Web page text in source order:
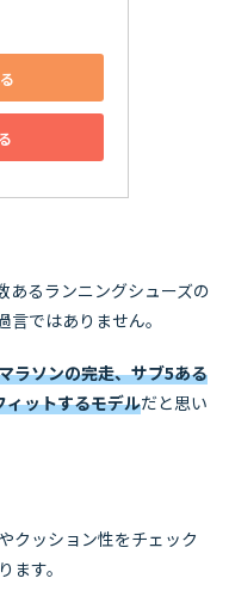
あるランニングシューズの
言ではありません。
ラソンの完走、サブ5ある
ィットするモデルだと思い
クッション性をチェック
す。